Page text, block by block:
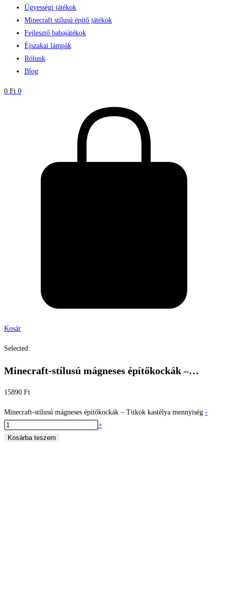
Ügyességi játékok
Minecraft stílusú építő játékok
Fejlesztő babajátékok
Éjszakai lámpák
Rólunk
Blog
0 Ft 0
Kosár
Selected:
Minecraft-stílusú mágneses építőkockák –…
15890 Ft
Minecraft-stílusú mágneses építőkockák – Titkok kastélya mennyiség -
+
Kosárba teszem